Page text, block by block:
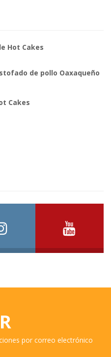
Hot Cakes
de pollo Oaxaqueño
Cakes
por correo electrónico